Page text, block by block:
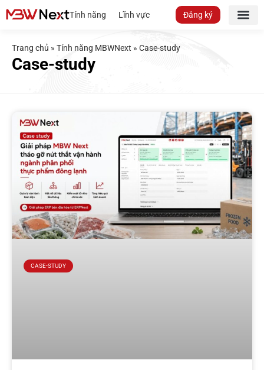
Tính năng Lĩnh vực Đăng ký
Trang chủ » Tính năng MBWNext » Case-study
Case-study
CASE-STUDY